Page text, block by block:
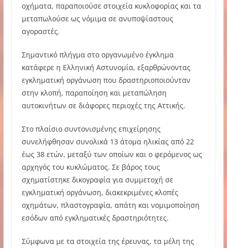
οχήματα, παραποιούσε στοιχεία κυκλοφορίας και τα
μεταπωλούσε ως νόμιμα σε ανυποψίαστους
αγοραστές.
Σημαντικό πλήγμα στο οργανωμένο έγκλημα
κατάφερε η Ελληνική Αστυνομία, εξαρθρώνοντας
εγκληματική οργάνωση που δραστηριοποιούνταν
στην κλοπή, παραποίηση και μεταπώληση
αυτοκινήτων σε διάφορες περιοχές της Αττικής.
Στο πλαίσιο συντονισμένης επιχείρησης
συνελήφθησαν συνολικά 13 άτομα ηλικίας από 22
έως 38 ετών, μεταξύ των οποίων και ο φερόμενος ως
αρχηγός του κυκλώματος. Σε βάρος τους
σχηματίστηκε δικογραφία για συμμετοχή σε
εγκληματική οργάνωση, διακεκριμένες κλοπές
οχημάτων, πλαστογραφία, απάτη και νομιμοποίηση
εσόδων από εγκληματικές δραστηριότητες.
Σύμφωνα με τα στοιχεία της έρευνας, τα μέλη της